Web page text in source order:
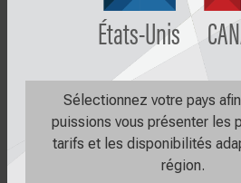
États-Unis
Sélectionnez votre pays
puissions vous présenter les
tarifs et les disponibilités
région.
Boîtes variétés